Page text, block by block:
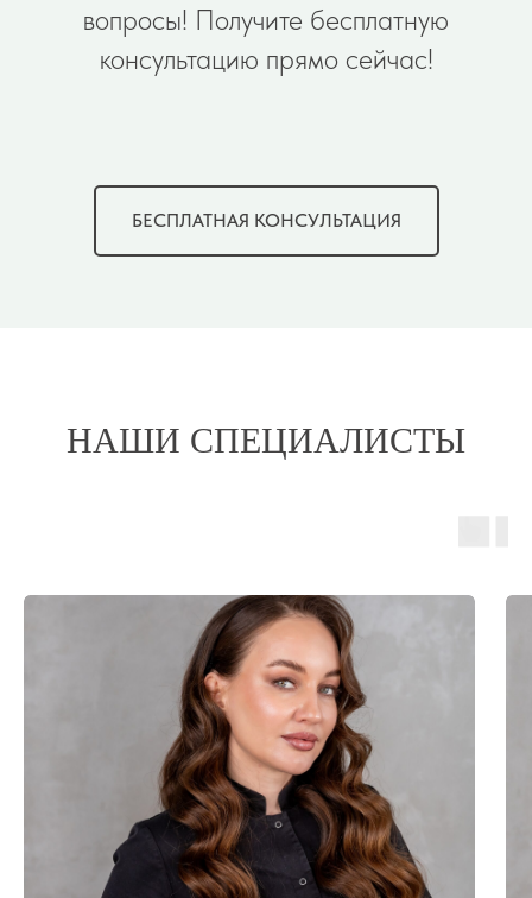
вопросы! Получите бесплатную
консультацию прямо сейчас!
БЕСПЛАТНАЯ КОНСУЛЬТАЦИЯ
НАШИ СПЕЦИАЛИСТЫ